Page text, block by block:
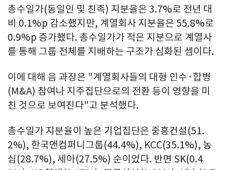
총수일가(동일인 및 친족) 지분율은 3.7%로 전년 대
비 0.1%p 감소했지만, 계열회사 지분율은 55.8%로
0.9%p 증가했다. 총수일가가 적은 지분으로 계열사
를 통해 그룹 전체를 지배하는 구조가 심화된 셈이다.
이에 대해 음 과장은 "계열회사들의 대형 인수·합병
(M&A) 참여나 지주집단으로의 전환 등이 영향을 미
친 것으로 보여진다"고 분석했다.
총수일가 지분율이 높은 기업집단은 중흥건설(51.
2%), 한국앤컴퍼니그룹(44.4%), KCC(35.1%), 농
심(28.7%), 세아(27.5%) 순이었다. 반면 SK(0.4